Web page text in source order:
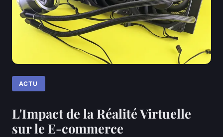
ACTU
L'Impact de la Réalité Virtuelle
sur le E-commerce